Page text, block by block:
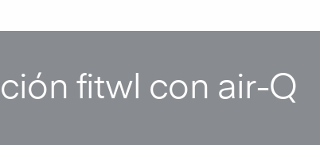
fitwl con air-Q